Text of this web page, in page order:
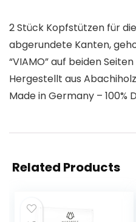
2 Stück Kopfstützen für
abgerundete Kanten,
“VIAMO” auf beiden
Hergestellt aus Abachiholz
Made in Germany – 100%
Related Products